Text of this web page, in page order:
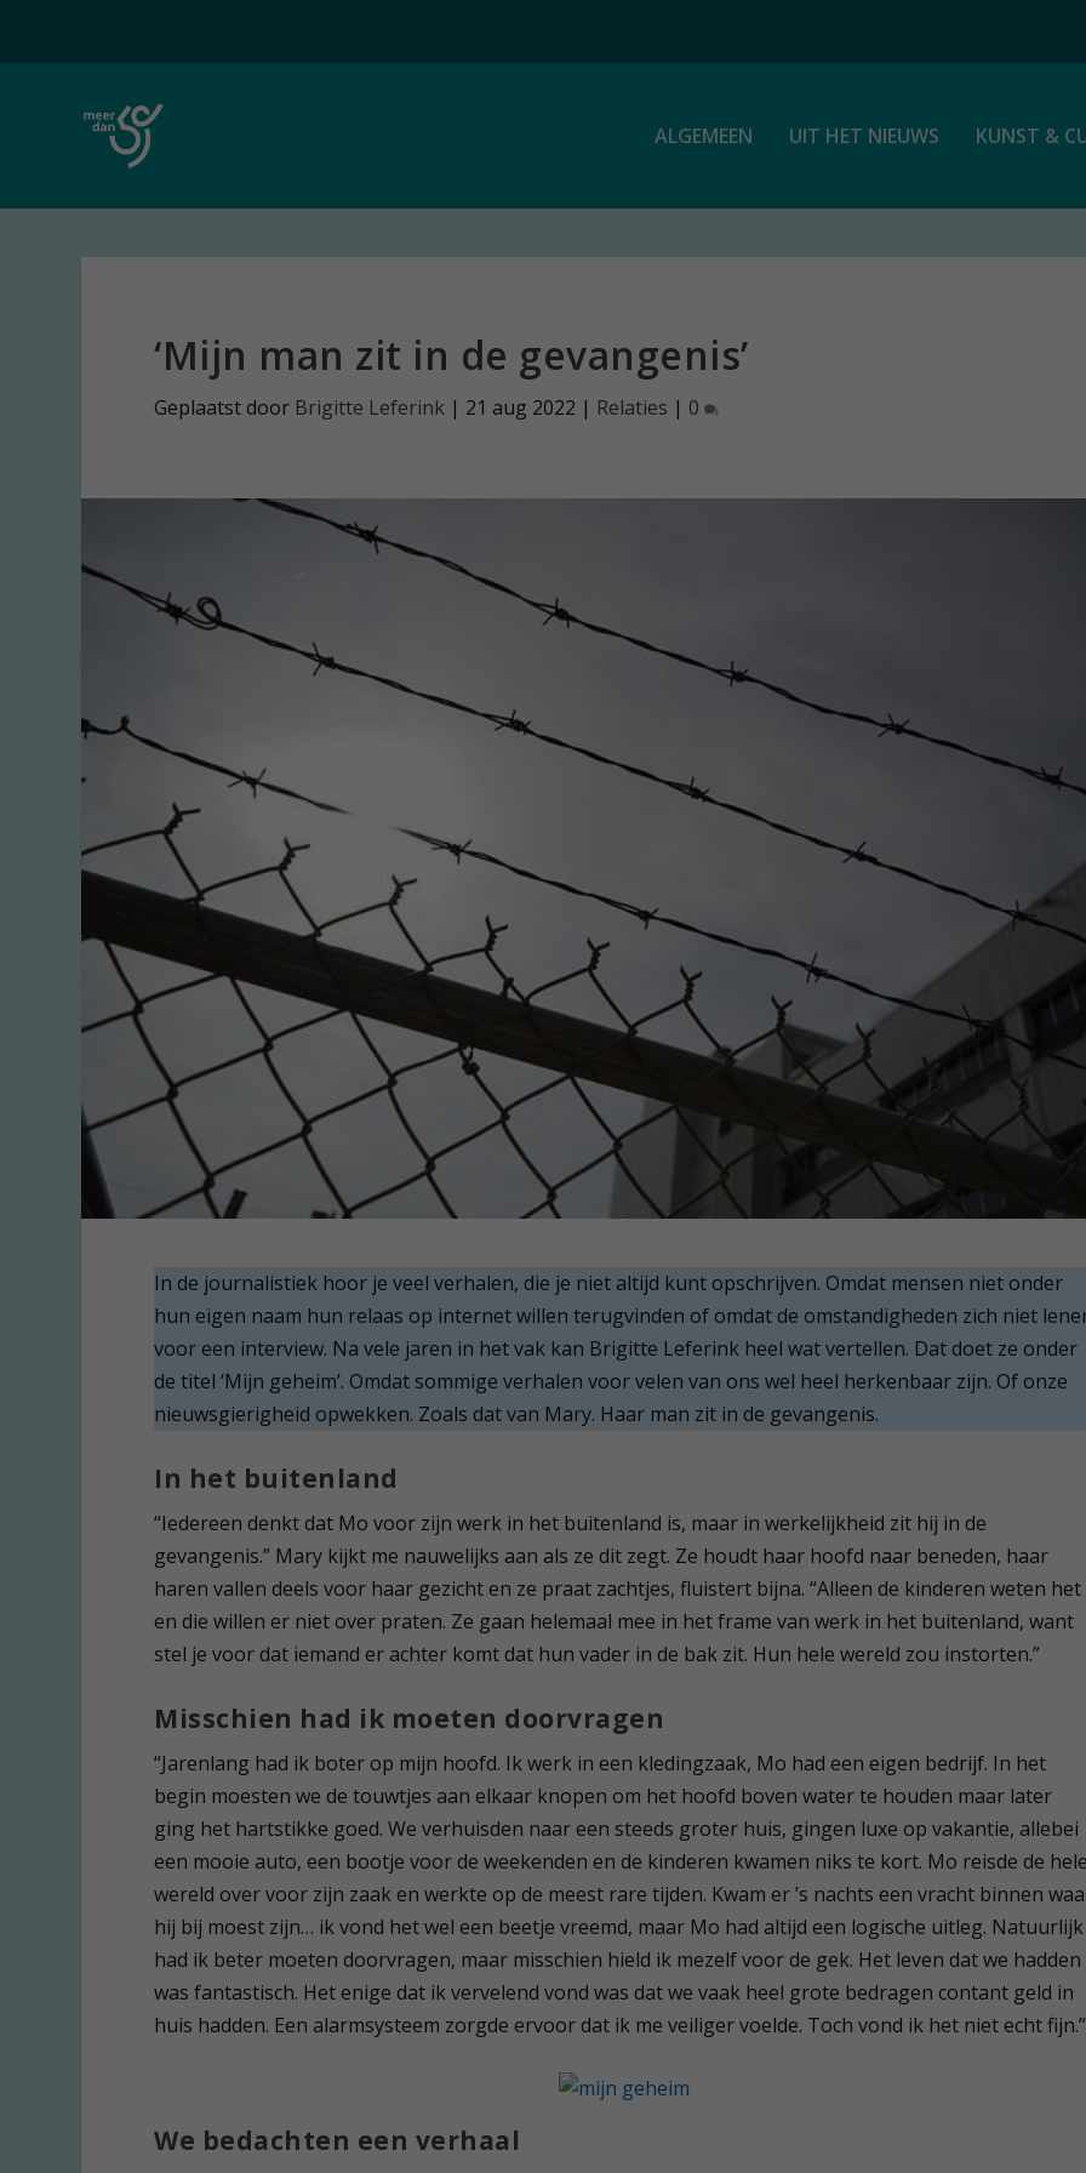
ALGEMEEN UIT HET NIEUWS KUNST &
‘Mijn man zit in de gevangenis’
Geplaatst door Brigitte Leferink | 21 aug 2022 | Relaties | 0
In de journalistiek hoor je veel verhalen, die je niet altijd kunt opschrijven. Omdat mensen niet onder
hun eigen naam hun relaas op internet willen terugvinden of omdat de omstandigheden zich niet
voor een interview. Na vele jaren in het vak kan Brigitte Leferink heel wat vertellen. Dat doet ze onder
de titel ‘Mijn geheim’. Omdat sommige verhalen voor velen van ons wel heel herkenbaar zijn. Of onze
nieuwsgierigheid opwekken. Zoals dat van Mary. Haar man zit in de gevangenis.
In het buitenland
“Iedereen denkt dat Mo voor zijn werk in het buitenland is, maar in werkelijkheid zit hij in de
gevangenis.” Mary kijkt me nauwelijks aan als ze dit zegt. Ze houdt haar hoofd naar beneden, haar
haren vallen deels voor haar gezicht en ze praat zachtjes, fluistert bijna. “Alleen de kinderen weten het
en die willen er niet over praten. Ze gaan helemaal mee in het frame van werk in het buitenland, want
stel je voor dat iemand er achter komt dat hun vader in de bak zit. Hun hele wereld zou instorten.”
Misschien had ik moeten doorvragen
“Jarenlang had ik boter op mijn hoofd. Ik werk in een kledingzaak, Mo had een eigen bedrijf. In het
begin moesten we de touwtjes aan elkaar knopen om het hoofd boven water te houden maar later
ging het hartstikke goed. We verhuisden naar een steeds groter huis, gingen luxe op vakantie, allebei
een mooie auto, een bootje voor de weekenden en de kinderen kwamen niks te kort. Mo reisde de
wereld over voor zijn zaak en werkte op de meest rare tijden. Kwam er ’s nachts een vracht binnen
hij bij moest zijn… ik vond het wel een beetje vreemd, maar Mo had altijd een logische uitleg. Natuurlijk
had ik beter moeten doorvragen, maar misschien hield ik mezelf voor de gek. Het leven dat we hadden
was fantastisch. Het enige dat ik vervelend vond was dat we vaak heel grote bedragen contant geld in
huis hadden. Een alarmsysteem zorgde ervoor dat ik me veiliger voelde. Toch vond ik het niet echt fijn.”
We bedachten een verhaal